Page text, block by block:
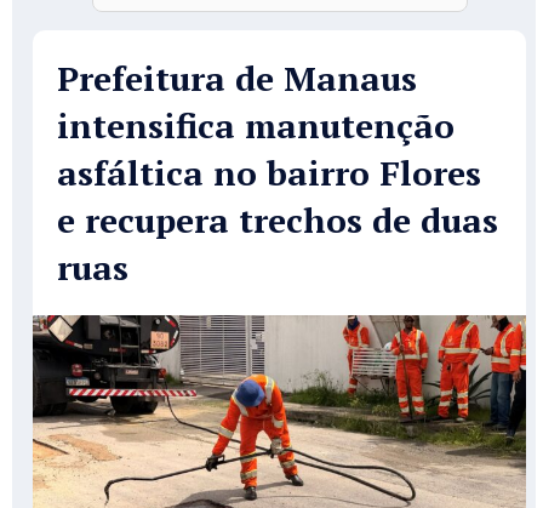
Prefeitura de Manaus
intensifica manutenção
asfáltica no bairro Flores
e recupera trechos de duas
ruas